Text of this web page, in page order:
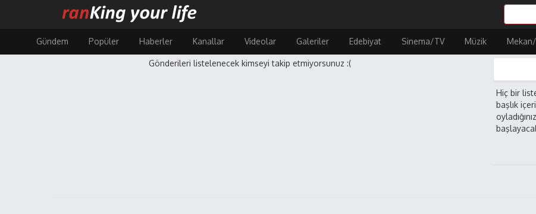
atla
Gündem Popüler Haberler Kanallar Videolar Galeriler Edebiyat Sinema/TV Müzik
Gönderileri listelenecek kimseyi takip etmiyorsunuz :(
Hiç bir
başlık